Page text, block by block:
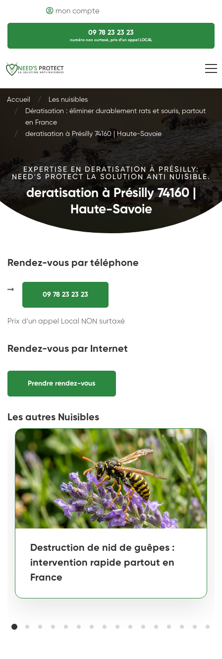
mon compte
09 78 23 23 23
numéro non surtaxé, prix d’un appel LOCAL
Accueil
Les nuisibles
Dératisation : éliminer durablement rats et souris, partout
en France
deratisation à Présilly 74160 | Haute-Savoie
EXPERTISE EN DERATISATION À PRÉSILLY:
NEED'S PROTECT LA SOLUTION ANTI NUISIBLE.
deratisation à Présilly 74160 |
Haute-Savoie
Rendez-vous par téléphone
09 78 23 23 23
Prix d'un appel Local NON surtaxé
Rendez-vous par Internet
Prendre rendez-vous
Les autres Nuisibles
Destruction de nid de guêpes :
intervention rapide partout en
France